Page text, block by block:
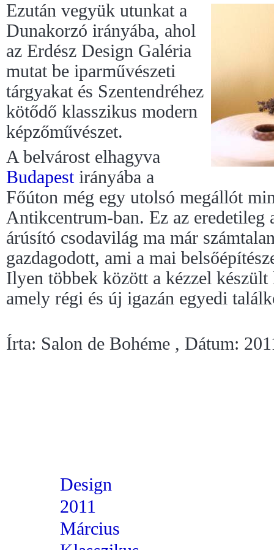
Ezután vegyük utunkat a
Dunakorzó irányába, ahol
az Erdész Design Galéria
mutat be iparművészeti
tárgyakat és Szentendréhez
kötődő klasszikus modern
képzőművészet.
A belvárost elhagyva
Budapestirányába a
Főúton még egy utolsó megállót
Antikcentrum-ban. Ez az eredetileg
árúsító csodavilág ma már
gazdagodott, ami a mai
Ilyen többek között a kézzel készült
amely régi és új igazán egyedi
Írta: Salon de Bohéme , Dátum:
Design
2011
Március